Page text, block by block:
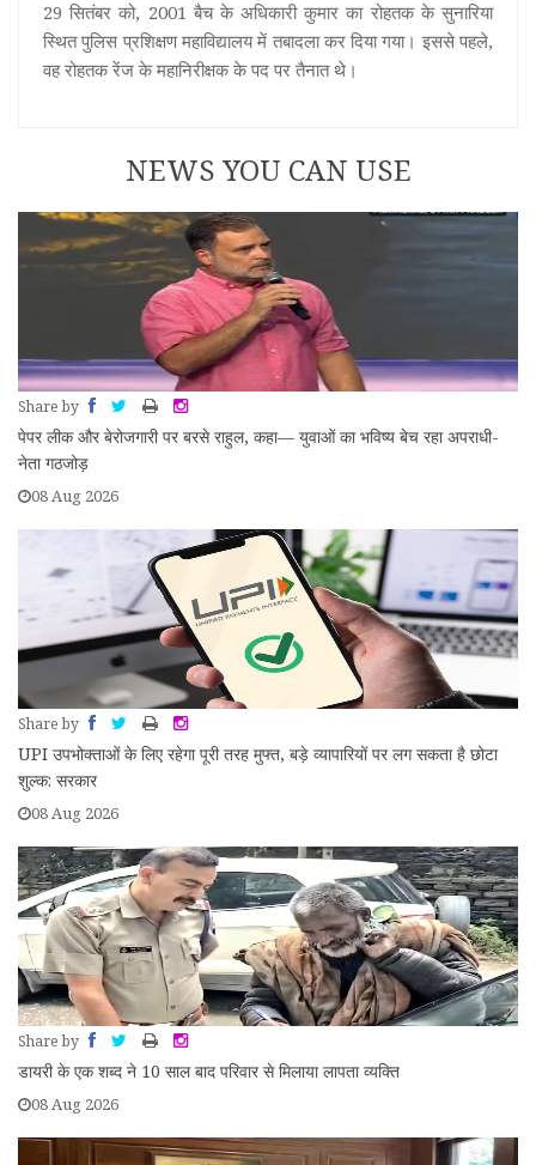
29 सितंबर को, 2001 बैच के अधिकारी कुमार का रोहतक के सुनारिया
स्थित पुलिस प्रशिक्षण महाविद्यालय में तबादला कर दिया गया। इससे पहले,
वह रोहतक रेंज के महानिरीक्षक के पद पर तैनात थे।
NEWS YOU CAN USE
Share by
पेपर लीक और बेरोजगारी पर बरसे राहुल, कहा— युवाओं का भविष्य बेच रहा अपराधी-
नेता गठजोड़
08 Aug 2026
Share by
UPI उपभोक्ताओं के लिए रहेगा पूरी तरह मुफ्त, बड़े व्यापारियों पर लग सकता है छोटा
शुल्क: सरकार
08 Aug 2026
Share by
डायरी के एक शब्द ने 10 साल बाद परिवार से मिलाया लापता व्यक्ति
08 Aug 2026